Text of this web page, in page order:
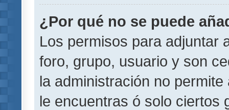
¿Por qué no se puede
Los permisos para adjuntar
foro, grupo, usuario y son
la administración no
le encuentras ó solo ciertos